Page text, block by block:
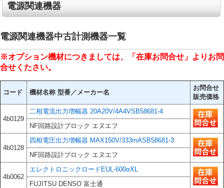
電源関連機器
電源関連機器中古計測機器一覧
※オプション機材につきましては、「在庫お問合せ」よりお問
合せくたさい。
コード 機材名称 型番／メーカー名
お問合せ
販売価格
4b0129
二相電流出力増幅器 20A20V/4A4VSB58681-4
NF回路設計ブロック エヌエフ
4b0128
四相電圧出力増幅器 MAX150V/333mASB58681-3
NF回路設計ブロック エヌエフ
4b0062
エレクトロニックロードEUL-600αXL
FUJITSU DENSO 富士通